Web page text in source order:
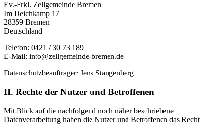
Ev.-Frkl. Zellgemeinde Bremen
Im Deichkamp 17
28359 Bremen
Deutschland
Telefon: 0421 / 30 73 189
E-Mail: info@zellgemeinde-bremen.de
Datenschutzbeauftrager: Jens Stangenberg
II. Rechte der Nutzer und Betroffenen
Mit Blick auf die nachfolgend noch näher beschriebene
Datenverarbeitung haben die Nutzer und Betroffenen das Recht